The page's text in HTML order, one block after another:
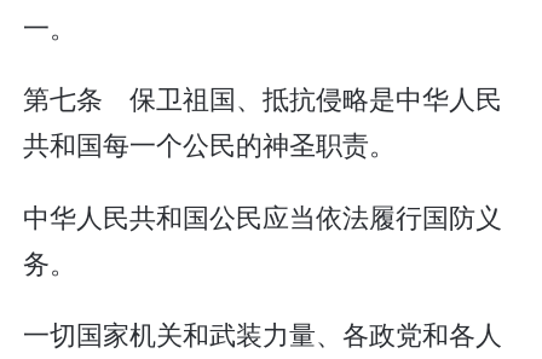
一。
第七条 保卫祖国、抵抗侵略是中华人民
共和国每一个公民的神圣职责。
中华人民共和国公民应当依法履行国防义
务。
一切国家机关和武装力量、各政党和各人